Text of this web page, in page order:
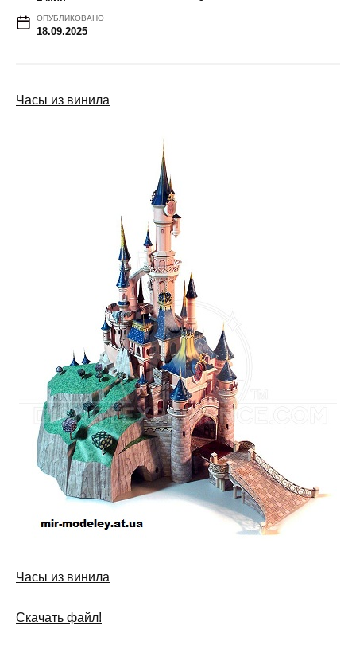
ОПУБЛИКОВАНО
18.09.2025
Часы из винила
Часы из винила
Скачать файл!